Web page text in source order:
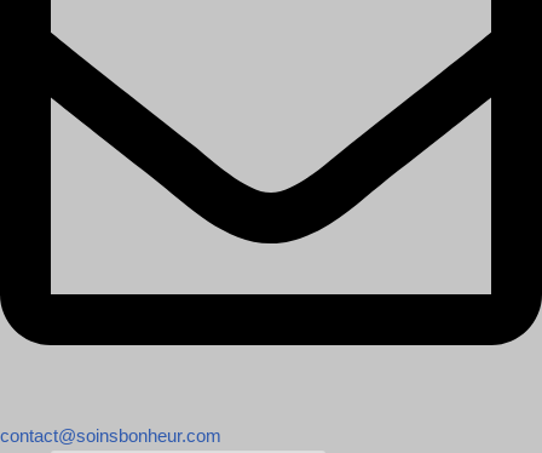
contact@soinsbonheur.com